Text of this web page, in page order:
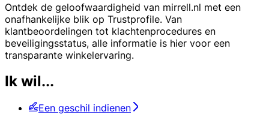
Ontdek de geloofwaardigheid van mirrell.nl met een
onafhankelijke blik op Trustprofile. Van
klantbeoordelingen tot klachtenprocedures en
beveiligingsstatus, alle informatie is hier voor een
transparante winkelervaring.
Ik wil...
Een geschil indienen